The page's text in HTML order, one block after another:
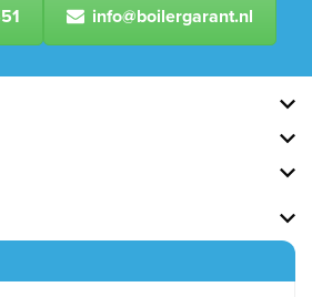
info@boilergarant.nl